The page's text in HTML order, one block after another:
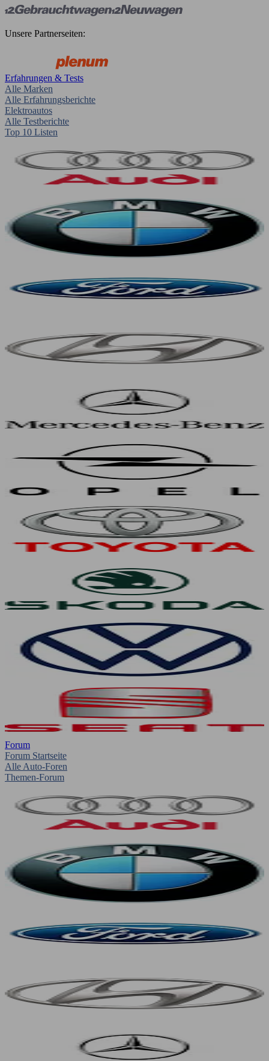
Unsere Partnerseiten:
Erfahrungen & Tests
Alle Marken
Alle Erfahrungsberichte
Elektroautos
Alle Testberichte
Top 10 Listen
Forum
Forum Startseite
Alle Auto-Foren
Themen-Forum